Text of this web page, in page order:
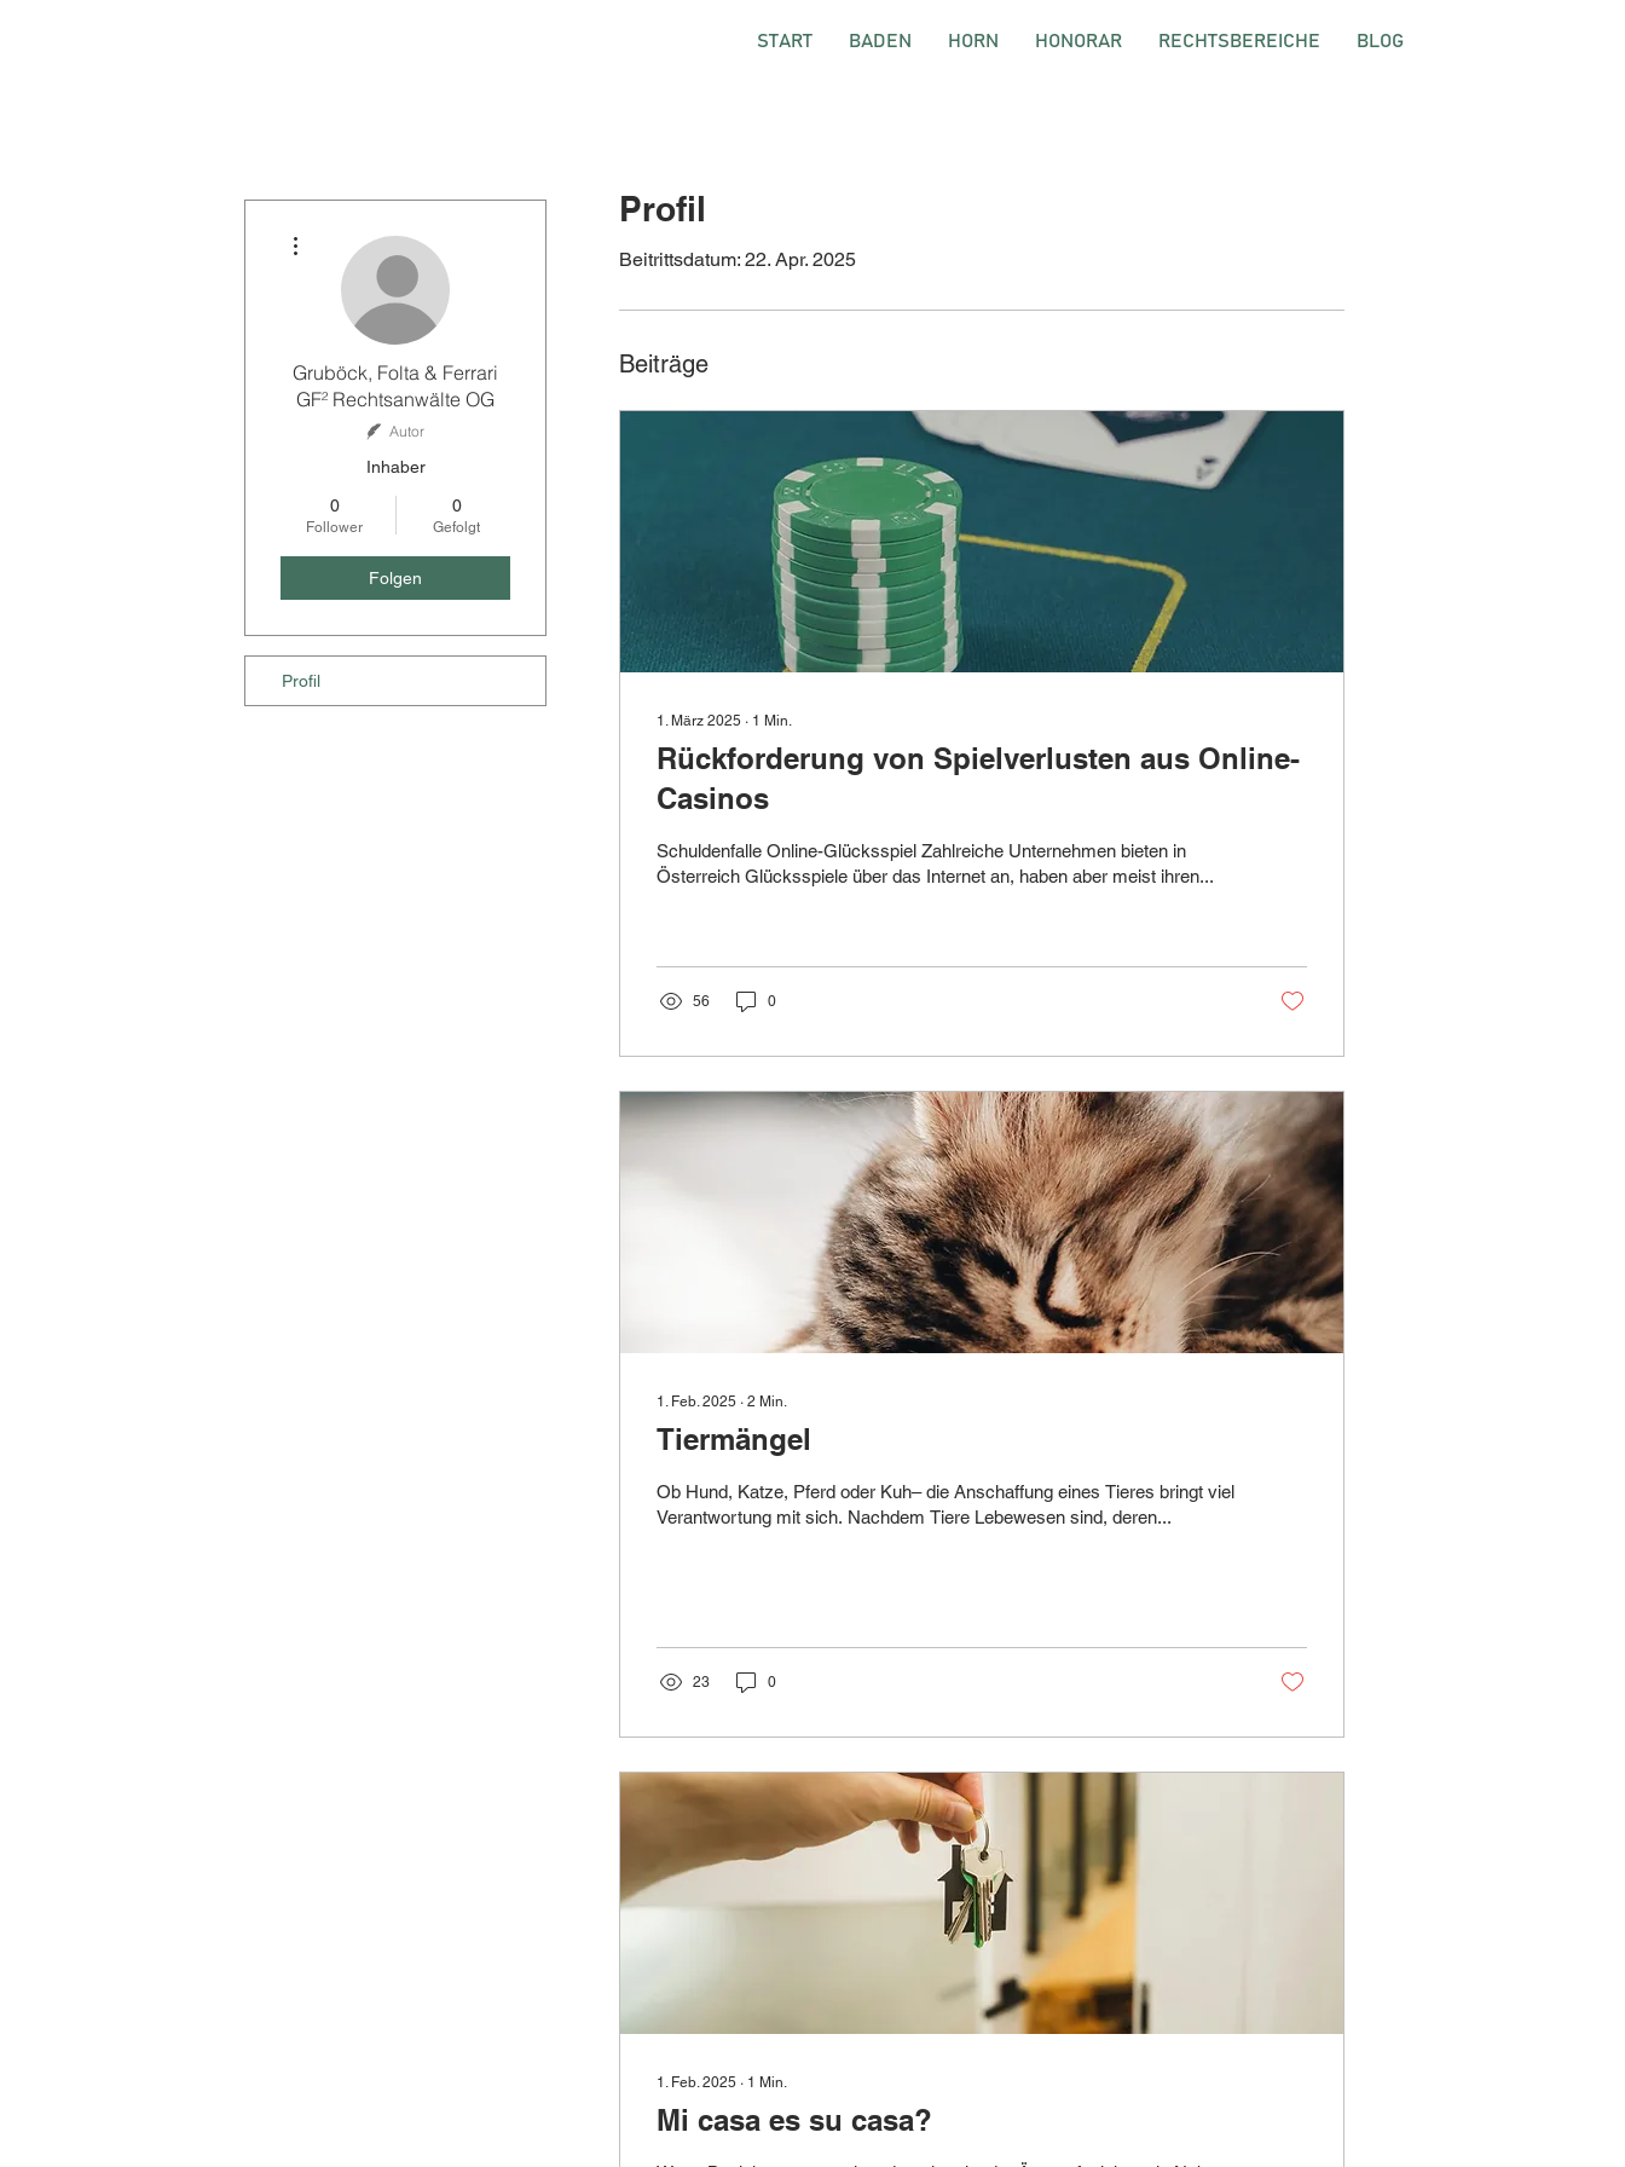
START BADEN HORN HONORAR RECHTSBEREICHE BLOG
Profil
Beitrittsdatum: 22. Apr. 2025
Beiträge
1. März 2025 ∙ 1 Min.
Rückforderung von Spielverlusten aus Online-
Casinos
Schuldenfalle Online-Glücksspiel Zahlreiche Unternehmen bieten in
Österreich Glücksspiele über das Internet an, haben aber meist ihren...
56 0
1. Feb. 2025 ∙ 2 Min.
Tiermängel
Ob Hund, Katze, Pferd oder Kuh– die Anschaffung eines Tieres bringt viel
Verantwortung mit sich. Nachdem Tiere Lebewesen sind, deren...
23 0
1. Feb. 2025 ∙ 1 Min.
Mi casa es su casa?
Gruböck, Folta & Ferrari
GF² Rechtsanwälte OG
Autor
Inhaber
0
Follower
0
Gefolgt
Folgen
Profil